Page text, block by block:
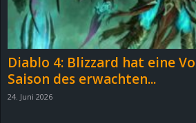
Diablo 4: Blizzard hat eine
Saison des erwachten...
24. Juni 2026